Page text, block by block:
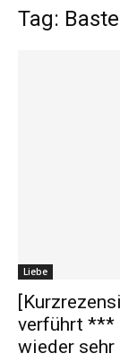
Tag:
Liebe
verführt ***
wieder sehr